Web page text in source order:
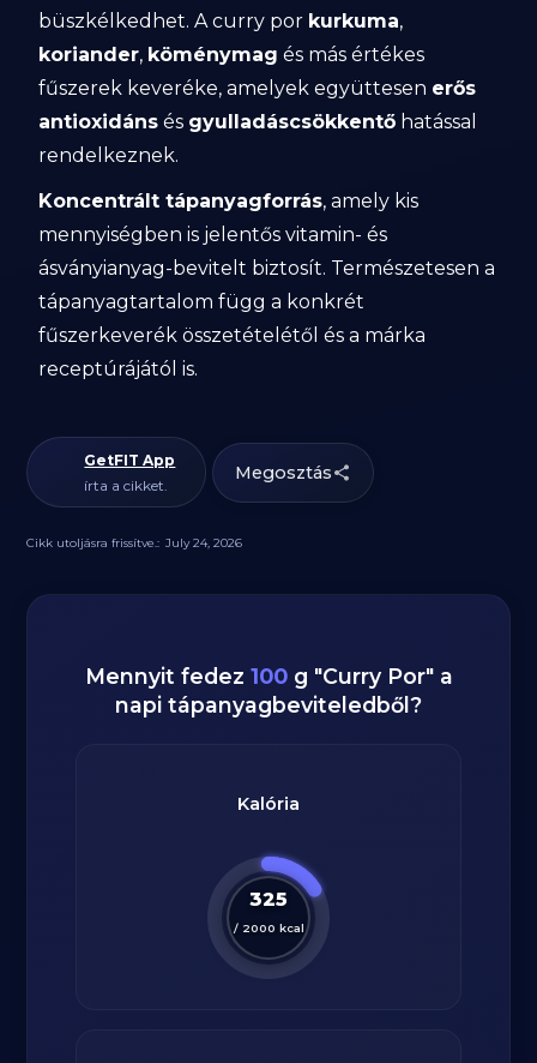
büszkélkedhet. A curry por kurkuma,
koriander, köménymag és más értékes
fűszerek keveréke, amelyek együttesen erős
antioxidáns és gyulladáscsökkentő hatással
rendelkeznek.
Koncentrált tápanyagforrás, amely kis
mennyiségben is jelentős vitamin- és
ásványianyag-bevitelt biztosít. Természetesen a
tápanyagtartalom függ a konkrét
fűszerkeverék összetételétől és a márka
receptúrájától is.
GetFIT App
írta a cikket.
Megosztás
Cikk utoljásra frissítve.: July 24, 2026
Mennyit fedez 100 g "Curry Por" a
napi tápanyagbeviteledből?
Kalória
325
/ 2000 kcal